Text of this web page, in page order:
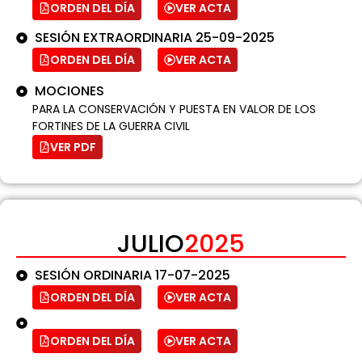
ORDEN DEL DÍA VER ACTA
SESIÓN EXTRAORDINARIA 25-09-2025
ORDEN DEL DÍA VER ACTA
MOCIONES
PARA LA CONSERVACIÓN Y PUESTA EN VALOR DE LOS
FORTINES DE LA GUERRA CIVIL
VER PDF
JULIO2025
SESIÓN ORDINARIA 17-07-2025
ORDEN DEL DÍA VER ACTA
ORDEN DEL DÍA VER ACTA